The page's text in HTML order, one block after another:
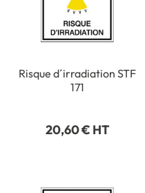
Risque d´irradiation STF
171
20,60 € HT